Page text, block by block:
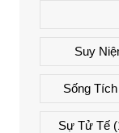
Suy
Sống
Sự Tử Tế